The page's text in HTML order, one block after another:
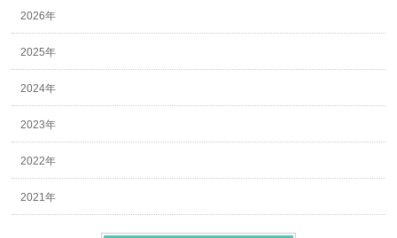
2026年
2025年
2024年
2023年
2022年
2021年